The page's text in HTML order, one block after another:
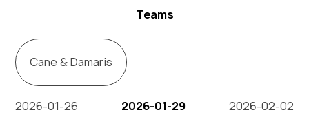
Teams
Cane & Damaris
2026-01-26 2026-01-29 2026-02-02